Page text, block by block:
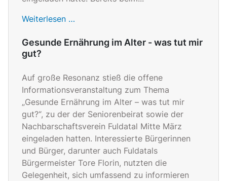
Weiterlesen …
Gesunde Ernährung im Alter - was tut mir
gut?
Auf große Resonanz stieß die offene
Informationsveranstaltung zum Thema
„Gesunde Ernährung im Alter – was tut mir
gut?“, zu der der Seniorenbeirat sowie der
Nachbarschaftsverein Fuldatal Mitte März
eingeladen hatten. Interessierte Bürgerinnen
und Bürger, darunter auch Fuldatals
Bürgermeister Tore Florin, nutzten die
Gelegenheit, sich umfassend zu informieren